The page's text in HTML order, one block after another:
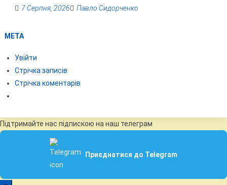
7 Серпня, 2026 Павло Сидорченко
МЕТА
Увійти
Стрічка записів
Стрічка коментарів
Підтримайте нас підпискою на наш телеграм
Приєднатися до Telegram